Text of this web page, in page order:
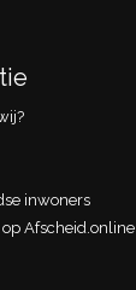
inwoners
Afscheid.online